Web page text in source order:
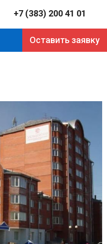
+7 (383) 200 41 01
Оставить заявку